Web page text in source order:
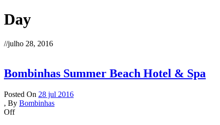
Day
//julho 28, 2016
Bombinhas Summer Beach Hotel & Spa
Posted On 28 jul 2016
, By Bombinhas
Off